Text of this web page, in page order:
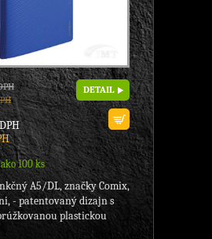
100 ks
DETAIL
A5/DL, značky Comix,
- patentovaný dizajn s
plastickou